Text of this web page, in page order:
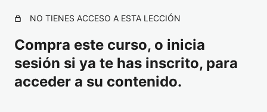
NO TIENES ACCESO A ESTA LECCIÓN
Compra este curso, o inicia
sesión si ya te has inscrito, para
acceder a su contenido.
MÓDULO 1. PRIMEROS AUXILIOS
Y SOPORTE VITAL BÁSICO |
TEMA 2. CONCEPTO DE
URGENCIAS, EMERGENCIAS Y
CATÁSTROFES.
3 lecciones